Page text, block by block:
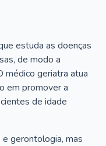
estuda as doenças
de modo a
médico geriatra atua
em promover a
de idade
gerontologia, mas